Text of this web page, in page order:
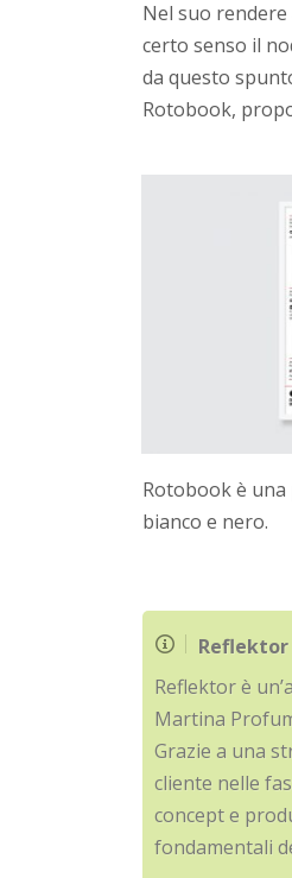
Nel suo
certo senso il
da questo
Rotobook,
Rotobook è
bianco e nero.
Reflektor
Reflektor è
Martina
Grazie a una
cliente nelle
concept e
fondamentali